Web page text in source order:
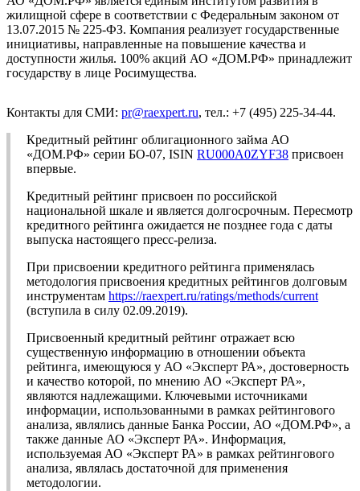
жилищной сфере в соответствии с Федеральным законом от
13.07.2015 № 225-ФЗ. Компания реализует государственные
инициативы, направленные на повышение качества и
доступности жилья. 100% акций АО «ДОМ.РФ» принадлежит
государству в лице Росимущества.
Контакты для СМИ: pr@raexpert.ru, тел.: +7 (495) 225-34-44.
Кредитный рейтинг облигационного займа АО
«ДОМ.РФ» серии БО-07, ISIN RU000A0ZYF38 присвоен
впервые.
Кредитный рейтинг присвоен по российской
национальной шкале и является долгосрочным. Пересмотр
кредитного рейтинга ожидается не позднее года с даты
выпуска настоящего пресс-релиза.
При присвоении кредитного рейтинга применялась
методология присвоения кредитных рейтингов долговым
инструментам https://raexpert.ru/ratings/methods/current
(вступила в силу 02.09.2019).
Присвоенный кредитный рейтинг отражает всю
существенную информацию в отношении объекта
рейтинга, имеющуюся у АО «Эксперт РА», достоверность
и качество которой, по мнению АО «Эксперт РА»,
являются надлежащими. Ключевыми источниками
информации, использованными в рамках рейтингового
анализа, являлись данные Банка России, АО «ДОМ.РФ», а
также данные АО «Эксперт РА». Информация,
используемая АО «Эксперт РА» в рамках рейтингового
анализа, являлась достаточной для применения
методологии.